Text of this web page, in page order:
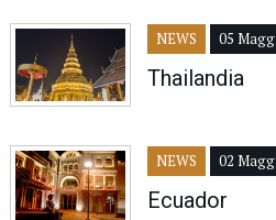
NEWS 05
Thailandia
NEWS 02
Ecuador